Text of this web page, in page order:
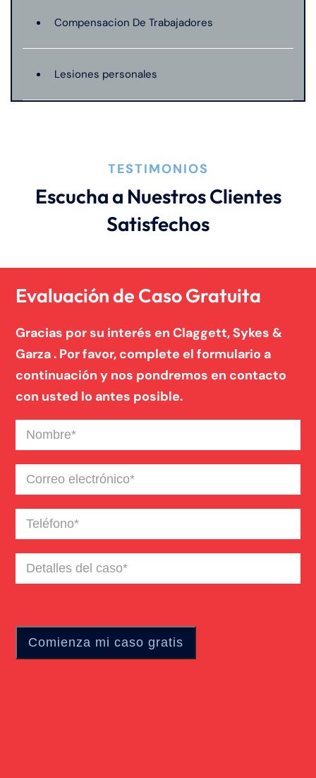
Compensacion De Trabajadores
Lesiones personales
Muerte Injusta
Negligencia Medica
TESTIMONIOS
Escucha a Nuestros Clientes
Satisfechos
Evaluación de Caso Gratuita
Gracias por su interés en Claggett, Sykes &
Garza . Por favor, complete el formulario a
continuación y nos pondremos en contacto
con usted lo antes posible.
Nombre(Required)
Correo
electrónico(Required)
Teléfono(Required)
Detalles
del